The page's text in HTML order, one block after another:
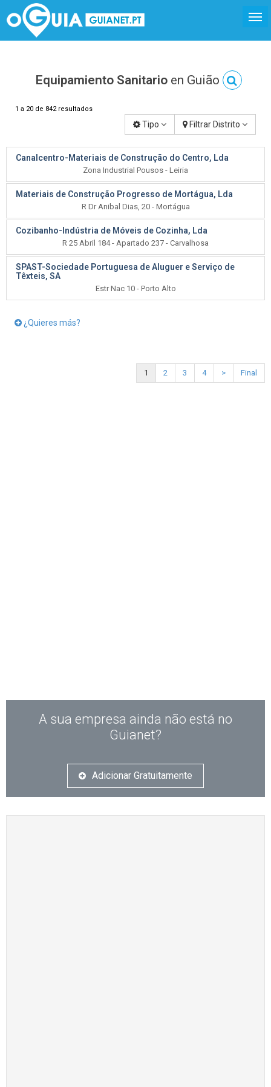
Equipamiento Sanitarioen Guião
1 a 20 de 842 resultados
Tipo Filtrar Distrito
Canalcentro-Materiais de Construção do Centro, Lda
Zona Industrial Pousos - Leiria
Materiais de Construção Progresso de Mortágua, Lda
R Dr Anibal Dias, 20 - Mortágua
Cozibanho-Indústria de Móveis de Cozinha, Lda
R 25 Abril 184 - Apartado 237 - Carvalhosa
SPAST-Sociedade Portuguesa de Aluguer e Serviço de
Têxteis, SA
Estr Nac 10 - Porto Alto
¿Quieres más?
1 2 3 4 > Final
A sua empresa ainda não está no
Guianet?
Adicionar Gratuitamente